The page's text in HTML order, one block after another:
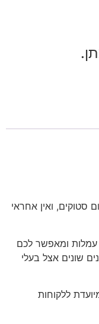
סטוקים, ואין אחראי
עמלות ומאפשר לכם
שונים אצל בעלי
ללקוחות